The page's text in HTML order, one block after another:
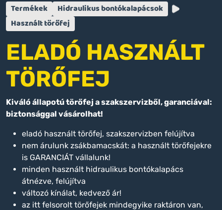
Termékek
Hidraulikus bontókalapácsok
Használt törőfej
ELADÓ HASZNÁLT
TÖRŐFEJ
Kiváló állapotú törőfej a szakszervizből, garanciával:
biztonsággal vásárolhat!
eladó használt törőfej, szakszervizben felújítva
nem árulunk zsákbamacskát: a használt törőfejekre
is GARANCIÁT vállalunk!
minden használt hidraulikus bontókalapács
átnézve, felújítva
változó kínálat, kedvező ár!
az itt felsorolt törőfejek mindegyike raktáron van,